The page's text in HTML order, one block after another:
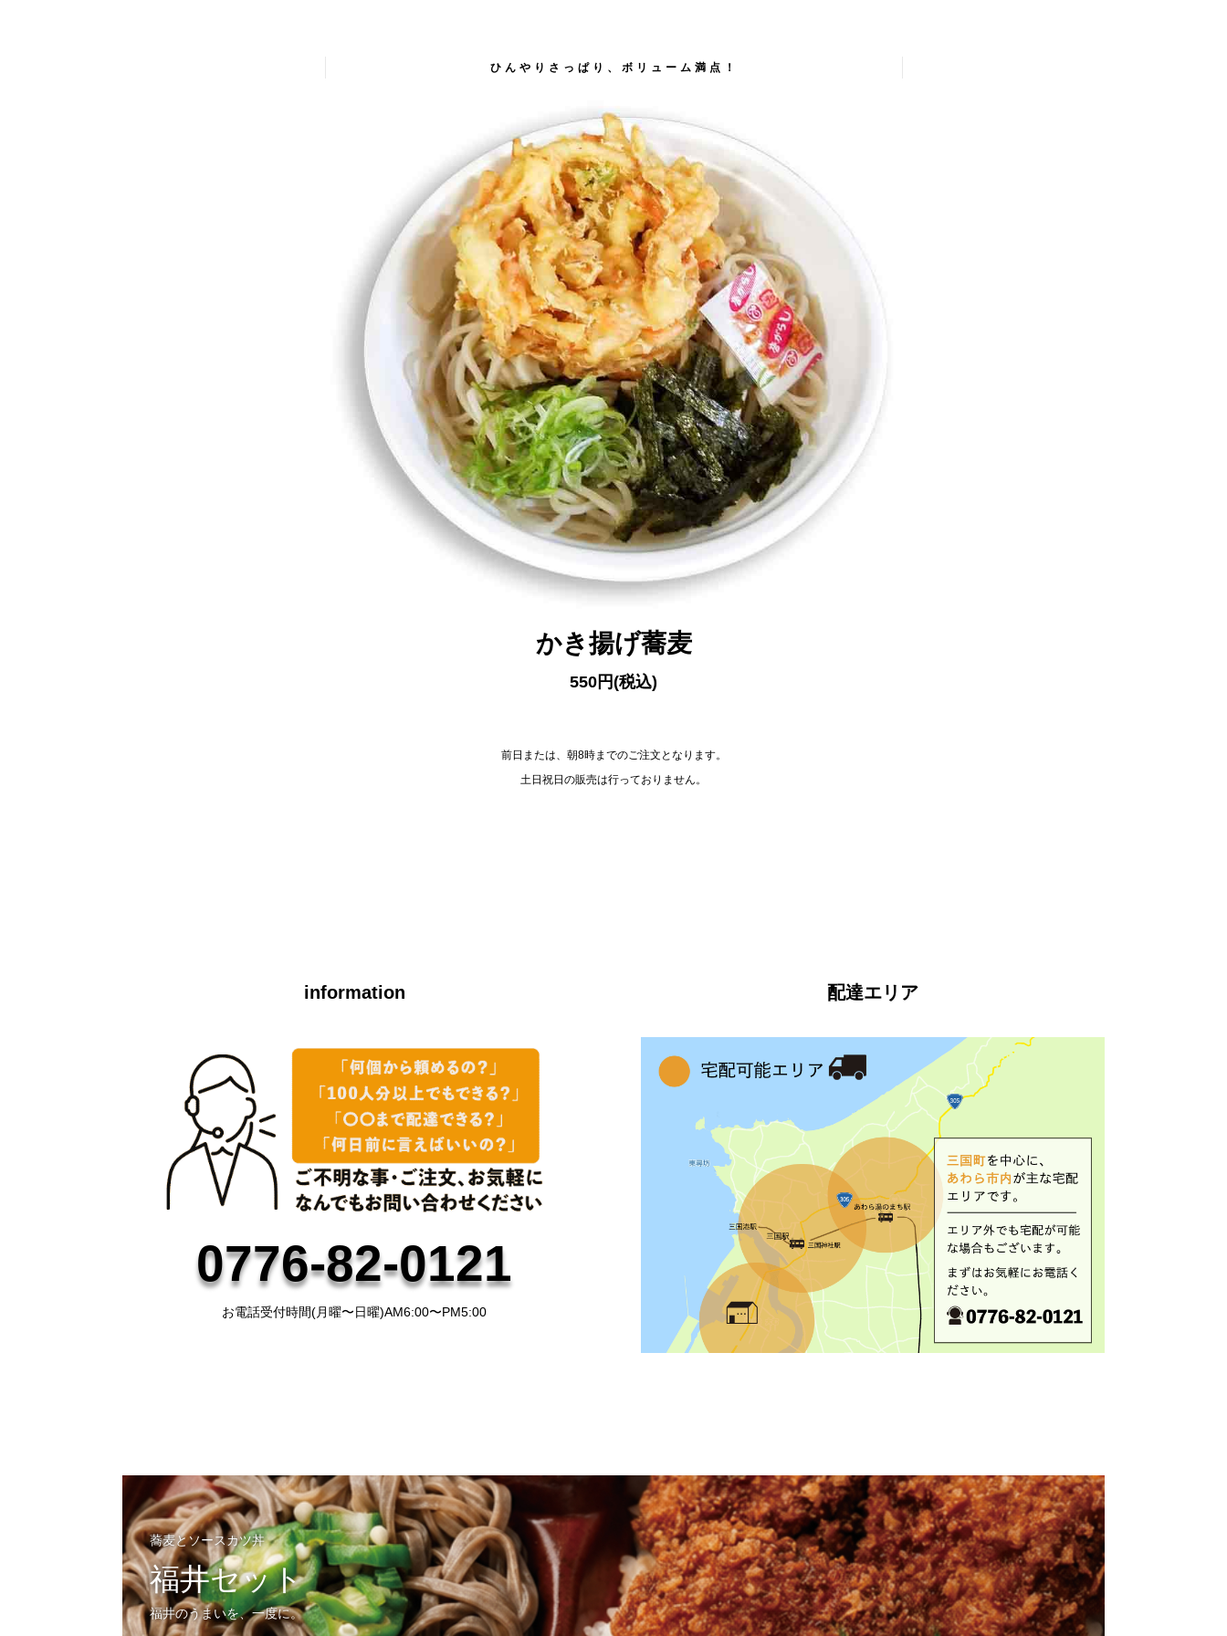
ひんやりさっぱり、ボリューム満点！
かき揚げ蕎麦
550円(税込)
前日または、朝8時までのご注文となります。
土日祝日の販売は行っておりません。
information
0776-82-0121
お電話受付時間(月曜〜日曜)AM6:00〜PM5:00
配達エリア
蕎麦とソースカツ丼
福井セット
福井のうまいを、一度に。